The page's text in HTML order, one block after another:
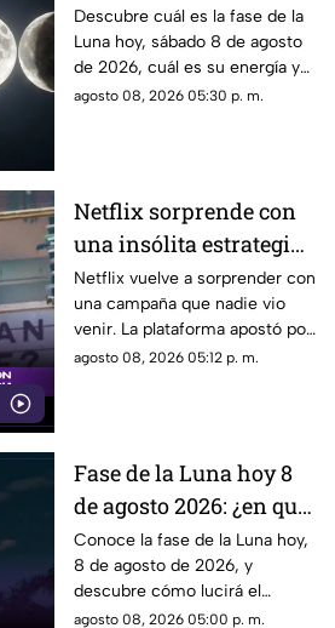
sábado 8 de agosto de
2026? Así se verá el
astro durante la noche
Descubre cuál es la fase de la
Luna hoy, sábado 8 de agosto
de 2026, cuál es su energía y
cómo nos podría afectar.
agosto 08, 2026 05:30 p. m.
Netflix sorprende con
una insólita estrategia
para promocionar su
nuevo thriller
Netflix vuelve a sorprender con
una campaña que nadie vio
venir. La plataforma apostó por
una estrategia tan inusual
Descubre todos los detalles.
agosto 08, 2026 05:12 p. m.
Fase de la Luna hoy 8
de agosto 2026: ¿en qué
etapa lunar estará esta
noche?
Conoce la fase de la Luna hoy,
8 de agosto de 2026, y
descubre cómo lucirá el
satélite natural durante esta
agosto 08, 2026 05:00 p. m.